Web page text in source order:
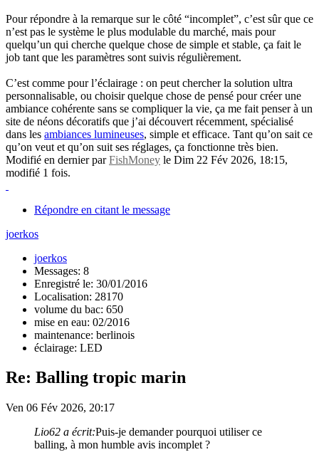
Pour répondre à la remarque sur le côté “incomplet”, c’est sûr que ce
n’est pas le système le plus modulable du marché, mais pour
quelqu’un qui cherche quelque chose de simple et stable, ça fait le
job tant que les paramètres sont suivis régulièrement.
C’est comme pour l’éclairage : on peut chercher la solution ultra
personnalisable, ou choisir quelque chose de pensé pour créer une
ambiance cohérente sans se compliquer la vie, ça me fait penser à un
site de néons décoratifs que j’ai découvert récemment, spécialisé
dans les ambiances lumineuses, simple et efficace. Tant qu’on sait ce
qu’on veut et qu’on suit ses réglages, ça fonctionne très bien.
Modifié en dernier parFishMoney le Dim 22 Fév 2026, 18:15,
modifié 1 fois.
Répondre en citant le message
joerkos
joerkos
Messages: 8
Enregistré le: 30/01/2016
Localisation: 28170
volume du bac: 650
mise en eau: 02/2016
maintenance: berlinois
éclairage: LED
Re: Balling tropic marin
Ven 06 Fév 2026, 20:17
Lio62 a écrit:Puis-je demander pourquoi utiliser ce
balling, à mon humble avis incomplet ?